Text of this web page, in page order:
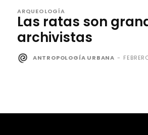
ARQUEOLOGÍA
Las ratas son
archivistas
ANTROPOLOGÍA URBANA -